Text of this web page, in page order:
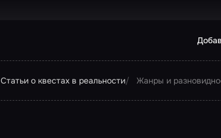
Статьи о квестах в реальности Жанры и